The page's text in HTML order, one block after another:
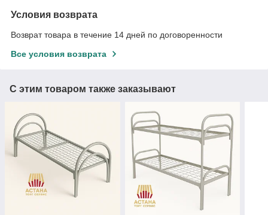
Условия возврата
Возврат товара в течение 14 дней по договоренности
Все условия возврата
С этим товаром также заказывают